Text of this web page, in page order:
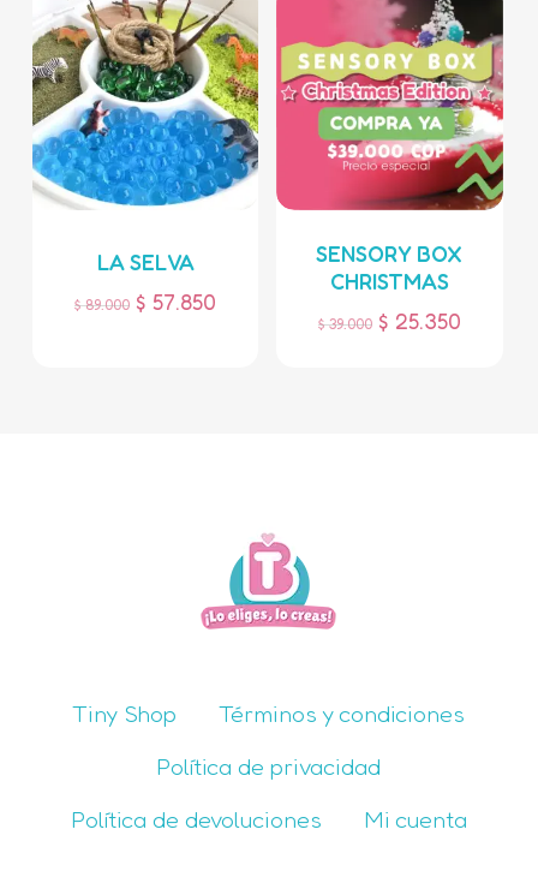
LA SELVA
$89.000 $ 57.850
SENSORY BOX
CHRISTMAS
$39.000 $ 25.350
Tiny Shop
Términos y condiciones
Política de privacidad
Política de devoluciones
Mi cuenta